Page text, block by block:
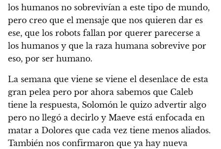
los humanos no sobrevivían a este tipo de mundo,
pero creo que el mensaje que nos quieren dar es
ese, que los robots fallan por querer parecerse a
los humanos y que la raza humana sobrevive por
eso, por ser humano.
La semana que viene se viene el desenlace de esta
gran pelea pero por ahora sabemos que Caleb
tiene la respuesta, Solomón le quizo advertir algo
pero no llegó a decirlo y Maeve está enfocada en
matar a Dolores que cada vez tiene menos aliados.
También nos confirmaron que ya hay nueva